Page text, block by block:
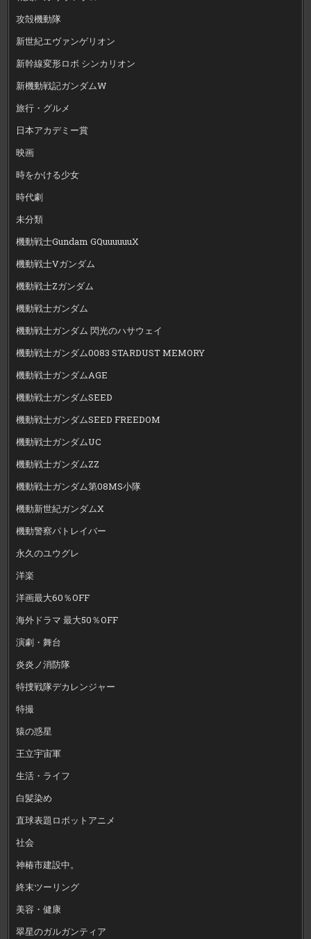
攻殻機動隊
新世紀エヴァンゲリオン
新幹線変形ロボ シンカリオン
新機動戦記ガンダムW
旅行・グルメ
日本アカデミー賞
映画
時をかける少女
時代劇
未分類
機動戦士Gundam GQuuuuuuX
機動戦士Vガンダム
機動戦士Zガンダム
機動戦士ガンダム
機動戦士ガンダム 閃光のハサウェイ
機動戦士ガンダム0083 STARDUST MEMORY
機動戦士ガンダムAGE
機動戦士ガンダムSEED
機動戦士ガンダムSEED FREEDOM
機動戦士ガンダムUC
機動戦士ガンダムZZ
機動戦士ガンダム第08MS小隊
機動新世紀ガンダムX
機動警察パトレイバー
永久のユウグレ
洋楽
洋画最大60％OFF
海外ドラマ 最大50％OFF
演劇・舞台
炎炎ノ消防隊
特捜戦隊デカレンジャー
特撮
猿の惑星
王立宇宙軍
生活・ライフ
白髪染め
直球表題ロボットアニメ
社会
神椿市建設中。
終末ツーリング
美容・健康
翠星のガルガンティア